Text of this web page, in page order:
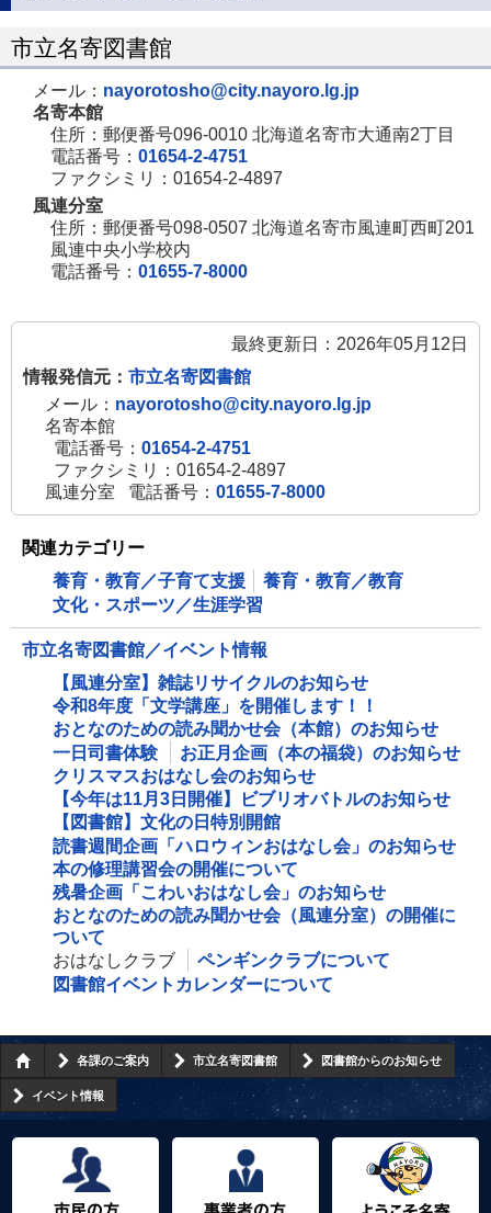
市立名寄図書館
メール： nayorotosho@city.nayoro.lg.jp
名寄本館
住所：郵便番号096-0010 北海道名寄市大通南2丁目
電話番号： 01654-2-4751
ファクシミリ：01654-2-4897
風連分室
住所：郵便番号098-0507 北海道名寄市風連町西町201
風連中央小学校内
電話番号： 01655-7-8000
最終更新日：2026年05月12日
情報発信元： 市立名寄図書館
メール： nayorotosho@city.nayoro.lg.jp
名寄本館
電話番号： 01654-2-4751
ファクシミリ：01654-2-4897
風連分室
電話番号： 01655-7-8000
関連カテゴリー
養育・教育／子育て支援
養育・教育／教育
文化・スポーツ／生涯学習
市立名寄図書館／イベント情報
【風連分室】雑誌リサイクルのお知らせ
令和8年度「文学講座」を開催します！！
おとなのための読み聞かせ会（本館）のお知らせ
一日司書体験
お正月企画（本の福袋）のお知らせ
クリスマスおはなし会のお知らせ
【今年は11月3日開催】ビブリオバトルのお知らせ
【図書館】文化の日特別開館
読書週間企画「ハロウィンおはなし会」のお知らせ
本の修理講習会の開催について
残暑企画「こわいおはなし会」のお知らせ
おとなのための読み聞かせ会（風連分室）の開催に
ついて
おはなしクラブ
ペンギンクラブについて
図書館イベントカレンダーについて
各課のご案内 市立名寄図書館 図書館からのお知らせ
イベント情報